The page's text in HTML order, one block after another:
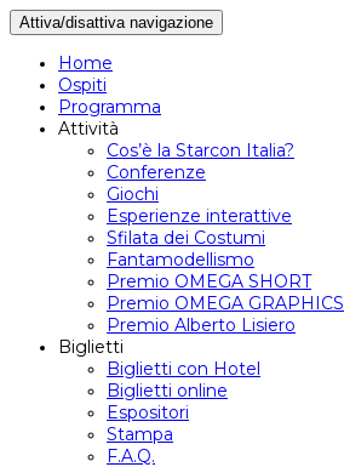
Attiva/disattiva navigazione
Home
Ospiti
Programma
Attività
Cos’è la Starcon Italia?
Conferenze
Giochi
Esperienze interattive
Sfilata dei Costumi
Fantamodellismo
Premio OMEGA SHORT
Premio OMEGA GRAPHICS
Premio Alberto Lisiero
Biglietti
Biglietti con Hotel
Biglietti online
Espositori
Stampa
F.A.Q.